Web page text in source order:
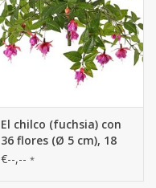
El chilco (fuchsia) con
36 flores (Ø 5 cm), 18
capullos & 306 hojas, Ø
€--,-- *